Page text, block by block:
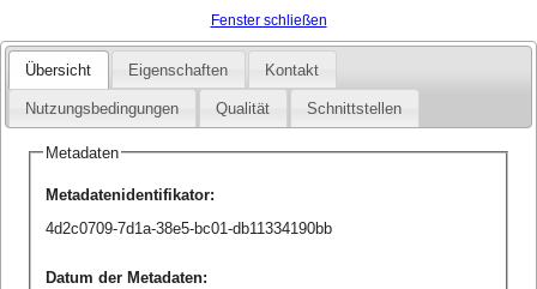
Fenster schließen
Übersicht Eigenschaften Kontakt
Nutzungsbedingungen Qualität Schnittstellen
Metadaten
Metadatenidentifikator:
4d2c0709-7d1a-38e5-bc01-db11334190bb
Datum der Metadaten: